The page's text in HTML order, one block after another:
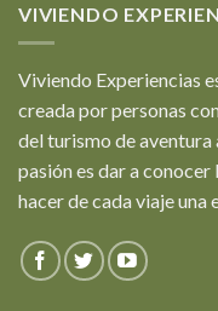
VIVIENDO
Viviendo Experiencias
creada por personas
del turismo de aventura
pasión es dar a
hacer de cada viaje una